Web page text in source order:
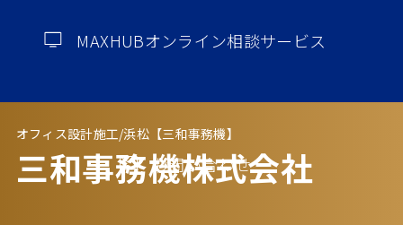
MAXHUBオンライン相談サービス
お問い合わせ
オフィス設計施工/浜松【三和事務機】
三和事務機株式会社